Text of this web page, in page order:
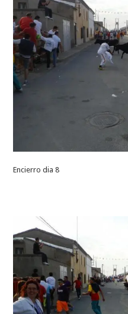
Encierro dia 8